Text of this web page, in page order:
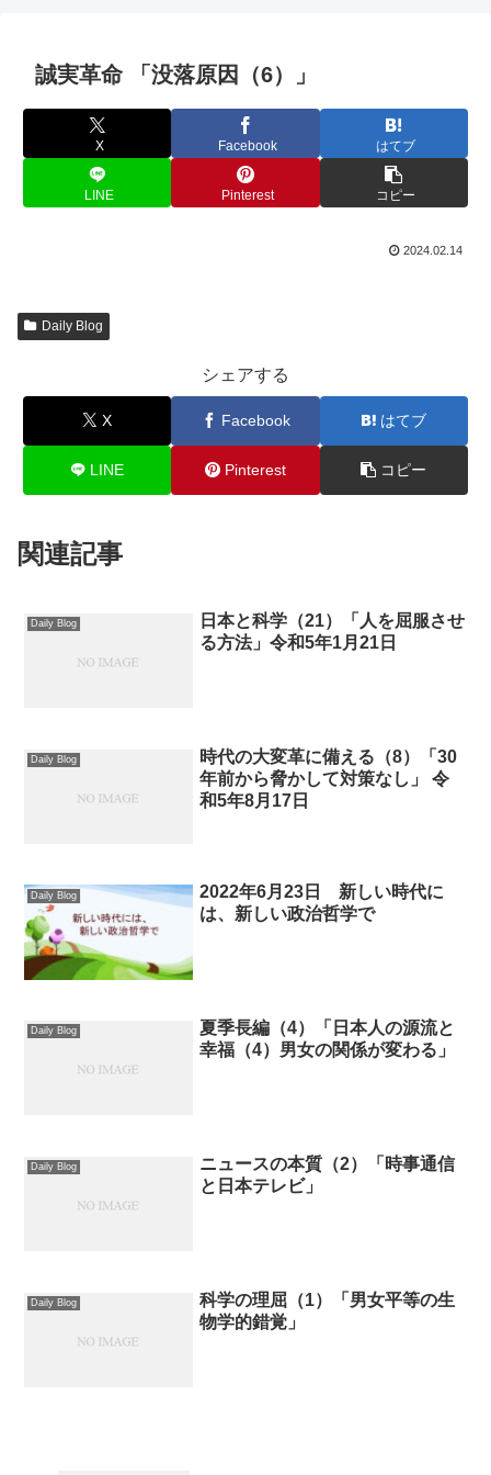
誠実革命 「没落原因（6）」
X Facebook はてブ
LINE Pinterest コピー
2024.02.14
Daily Blog
シェアする
X Facebook はてブ
LINE Pinterest コピー
関連記事
Daily Blog
日本と科学（21）「人を屈服させ
る方法」令和5年1月21日
Daily Blog
時代の大変革に備える（8）「30
年前から脅かして対策なし」 令
和5年8月17日
Daily Blog
2022年6月23日 新しい時代に
は、新しい政治哲学で
Daily Blog
夏季長編（4）「日本人の源流と
幸福（4）男女の関係が変わる」
Daily Blog
ニュースの本質（2）「時事通信
と日本テレビ」
Daily Blog
科学の理屈（1）「男女平等の生
物学的錯覚」